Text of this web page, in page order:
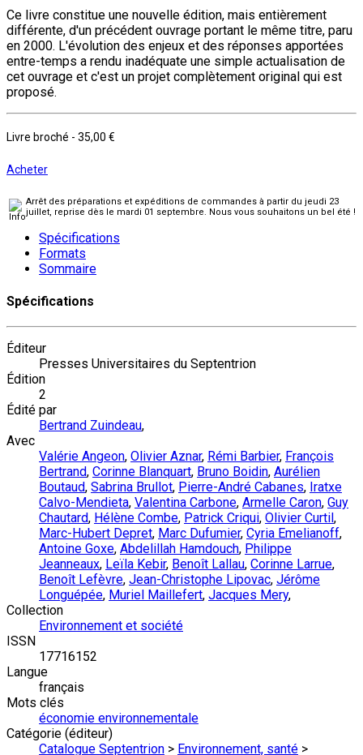
Ce livre constitue une nouvelle édition, mais entièrement
différente, d'un précédent ouvrage portant le même titre, paru
en 2000. L'évolution des enjeux et des réponses apportées
entre-temps a rendu inadéquate une simple actualisation de
cet ouvrage et c'est un projet complètement original qui est
proposé.
Livre broché - 35,00 €
Acheter
Arrêt des préparations et expéditions de commandes à partir du jeudi 23
juillet, reprise dès le mardi 01 septembre. Nous vous souhaitons un bel été !
Spécifications
Formats
Sommaire
Spécifications
Éditeur
Presses Universitaires du Septentrion
Édition
2
Édité par
Bertrand Zuindeau,
Avec
Valérie Angeon, Olivier Aznar, Rémi Barbier, François
Bertrand, Corinne Blanquart, Bruno Boidin, Aurélien
Boutaud, Sabrina Brullot, Pierre-André Cabanes, Iratxe
Calvo-Mendieta, Valentina Carbone, Armelle Caron, Guy
Chautard, Hélène Combe, Patrick Criqui, Olivier Curtil ,
Marc-Hubert Depret, Marc Dufumier, Cyria Emelianoff,
Antoine Goxe, Abdelillah Hamdouch, Philippe
Jeanneaux, Leïla Kebir, Benoît Lallau, Corinne Larrue,
Benoît Lefèvre, Jean-Christophe Lipovac, Jérôme
Longuépée, Muriel Maillefert, Jacques Mery,
Collection
Environnement et société
ISSN
17716152
Langue
français
Mots clés
économie environnementale
Catégorie (éditeur)
Catalogue Septentrion > Environnement, santé >